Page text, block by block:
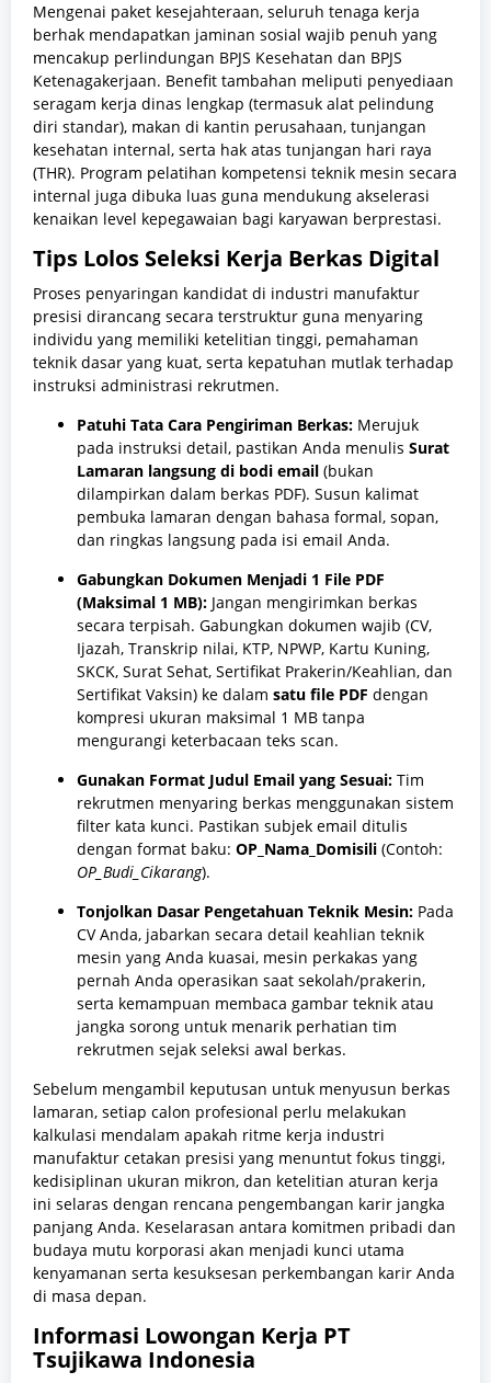
Mengenai paket kesejahteraan, seluruh tenaga kerja
berhak mendapatkan jaminan sosial wajib penuh yang
mencakup perlindungan BPJS Kesehatan dan BPJS
Ketenagakerjaan. Benefit tambahan meliputi penyediaan
seragam kerja dinas lengkap (termasuk alat pelindung
diri standar), makan di kantin perusahaan, tunjangan
kesehatan internal, serta hak atas tunjangan hari raya
(THR). Program pelatihan kompetensi teknik mesin secara
internal juga dibuka luas guna mendukung akselerasi
kenaikan level kepegawaian bagi karyawan berprestasi.
Tips Lolos Seleksi Kerja Berkas Digital
Proses penyaringan kandidat di industri manufaktur
presisi dirancang secara terstruktur guna menyaring
individu yang memiliki ketelitian tinggi, pemahaman
teknik dasar yang kuat, serta kepatuhan mutlak terhadap
instruksi administrasi rekrutmen.
Patuhi Tata Cara Pengiriman Berkas: Merujuk
pada instruksi detail, pastikan Anda menulis Surat
Lamaran langsung di bodi email (bukan
dilampirkan dalam berkas PDF). Susun kalimat
pembuka lamaran dengan bahasa formal, sopan,
dan ringkas langsung pada isi email Anda.
Gabungkan Dokumen Menjadi 1 File PDF
(Maksimal 1 MB): Jangan mengirimkan berkas
secara terpisah. Gabungkan dokumen wajib (CV,
Ijazah, Transkrip nilai, KTP, NPWP, Kartu Kuning,
SKCK, Surat Sehat, Sertifikat Prakerin/Keahlian, dan
Sertifikat Vaksin) ke dalam satu file PDF dengan
kompresi ukuran maksimal 1 MB tanpa
mengurangi keterbacaan teks scan.
Gunakan Format Judul Email yang Sesuai: Tim
rekrutmen menyaring berkas menggunakan sistem
filter kata kunci. Pastikan subjek email ditulis
dengan format baku: OP_Nama_Domisili (Contoh:
OP_Budi_Cikarang).
Tonjolkan Dasar Pengetahuan Teknik Mesin: Pada
CV Anda, jabarkan secara detail keahlian teknik
mesin yang Anda kuasai, mesin perkakas yang
pernah Anda operasikan saat sekolah/prakerin,
serta kemampuan membaca gambar teknik atau
jangka sorong untuk menarik perhatian tim
rekrutmen sejak seleksi awal berkas.
Sebelum mengambil keputusan untuk menyusun berkas
lamaran, setiap calon profesional perlu melakukan
kalkulasi mendalam apakah ritme kerja industri
manufaktur cetakan presisi yang menuntut fokus tinggi,
kedisiplinan ukuran mikron, dan ketelitian aturan kerja
ini selaras dengan rencana pengembangan karir jangka
panjang Anda. Keselarasan antara komitmen pribadi dan
budaya mutu korporasi akan menjadi kunci utama
kenyamanan serta kesuksesan perkembangan karir Anda
di masa depan.
Informasi Lowongan Kerja PT
Tsujikawa Indonesia